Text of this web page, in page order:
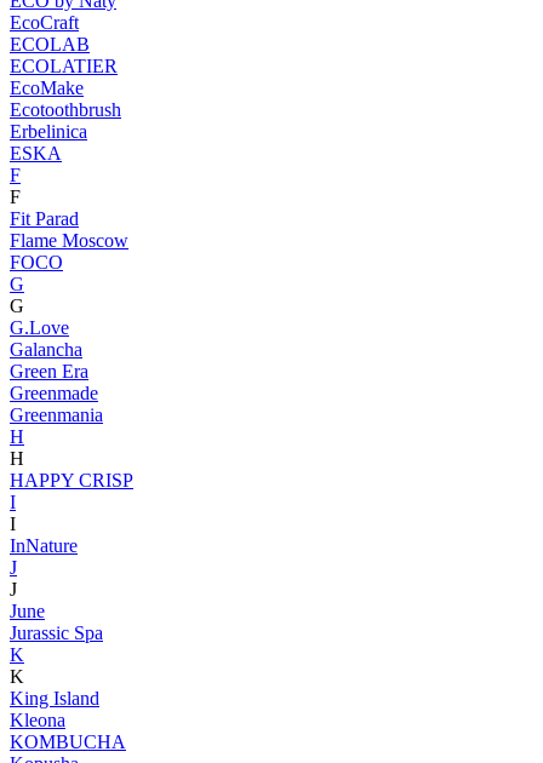
EcoCraft
ECOLAB
ECOLATIER
EcoMake
Ecotoothbrush
Erbelinica
ESKA
F
F
Fit Parad
Flame Moscow
FOCO
G
G
G.Love
Galancha
Green Era
Greenmade
Greenmania
H
H
HAPPY CRISP
I
I
InNature
J
J
June
Jurassic Spa
K
K
King Island
Kleona
KOMBUCHA